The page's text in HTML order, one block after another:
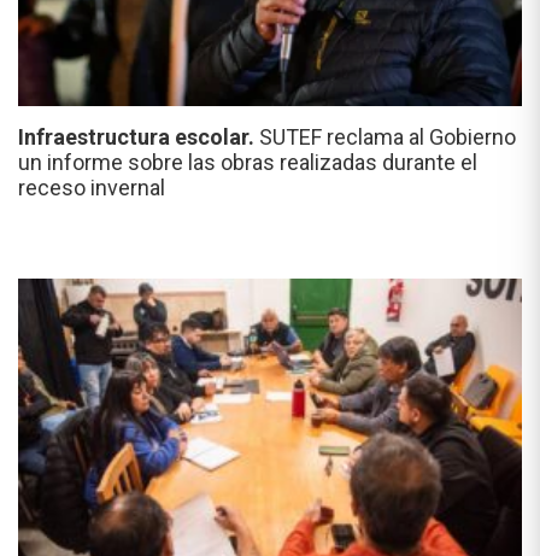
Infraestructura escolar. SUTEF reclama al Gobierno
un informe sobre las obras realizadas durante el
receso invernal